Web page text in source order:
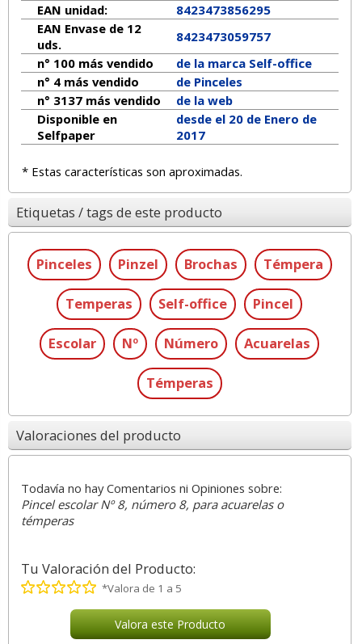
EAN unidad:
8423473856295
EAN Envase de 12
uds.
8423473059757
n° 100 más vendido
de la marca Self-office
n° 4 más vendido
de Pinceles
n° 3137 más vendido
de la web
Disponible en
Selfpaper
desde el 20 de Enero de
2017
* Estas características son aproximadas.
Etiquetas / tags de este producto
Pinceles Pinzel Brochas Témpera
Temperas Self-office Pincel
Escolar Nº Número Acuarelas
Témperas
Valoraciones del producto
Todavía no hay Comentarios ni Opiniones sobre:
Pincel escolar Nº 8, número 8, para acuarelas o
témperas
Tu Valoración del Producto:
*Valora de 1 a 5
Valora este Producto